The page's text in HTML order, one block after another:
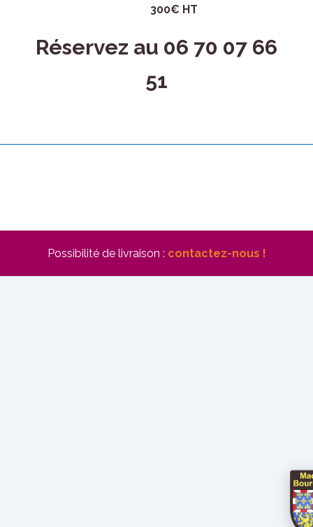
300€ HT
Réservez au 06 70 07 66
51
Possibilité de livraison : contactez-nous !